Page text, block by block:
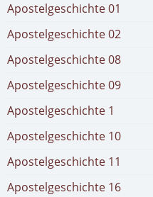
Apostelgeschichte 01
Apostelgeschichte 02
Apostelgeschichte 08
Apostelgeschichte 09
Apostelgeschichte 1
Apostelgeschichte 10
Apostelgeschichte 11
Apostelgeschichte 16